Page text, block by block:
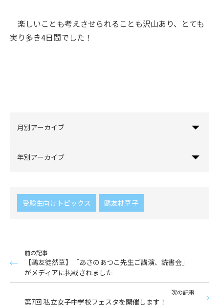
楽しいことも考えさせられることも沢山あり、とても
実り多き4日間でした！
月別アーカイブ
年別アーカイブ
受験生向けトピックス 鷗友枕草子
前の記事
【鷗友徒然草】「あさのあつこ先生ご講演、読書会」
がメディアに掲載されました
次の記事
第7回 私立女子中学校フェスタを開催します！